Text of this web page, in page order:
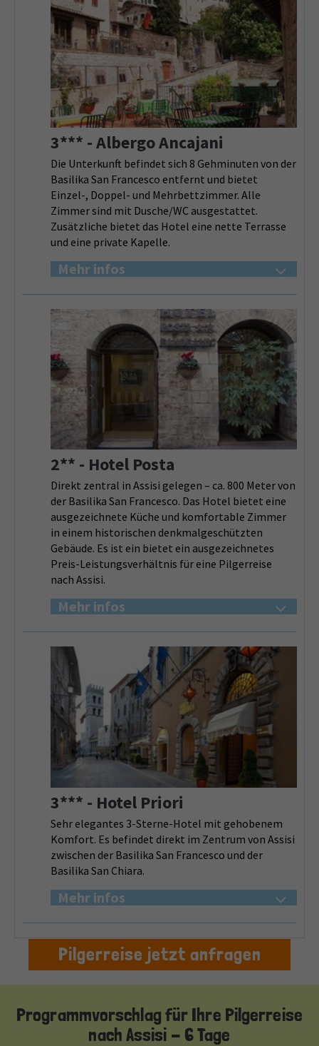
3*** - Albergo Ancajani
Die Unterkunft befindet sich 8 Gehminuten von der
Basilika San Francesco entfernt und bietet
Einzel-, Doppel- und Mehrbettzimmer. Alle
Zimmer sind mit Dusche/WC ausgestattet.
Zusätzliche bietet das Hotel eine nette Terrasse
und eine private Kapelle.
Mehr infos
2** - Hotel Posta
Direkt zentral in Assisi gelegen – ca. 800 Meter von
der Basilika San Francesco. Das Hotel bietet eine
ausgezeichnete Küche und komfortable Zimmer
in einem historischen denkmalgeschützten
Gebäude. Es ist ein bietet ein ausgezeichnetes
Preis-Leistungsverhältnis für eine Pilgerreise
nach Assisi.
Mehr infos
3*** - Hotel Priori
Sehr elegantes 3-Sterne-Hotel mit gehobenem
Komfort. Es befindet direkt im Zentrum von Assisi
zwischen der Basilika San Francesco und der
Basilika San Chiara.
Mehr infos
Pilgerreise jetzt anfragen
Programmvorschlag für Ihre Pilgerreise
nach Assisi - 6 Tage